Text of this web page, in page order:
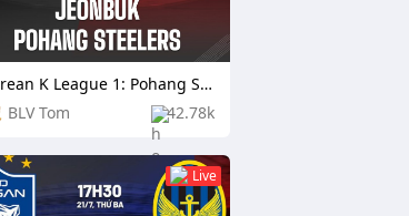
BLV Tom 42.78k
Korean K League 1: Pohang Steelers vs Daejeon Citizen
Live